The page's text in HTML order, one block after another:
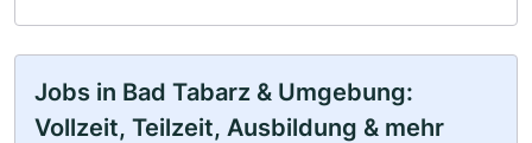
Jobs in Bad Tabarz & Umgebung:
Vollzeit, Teilzeit, Ausbildung & mehr